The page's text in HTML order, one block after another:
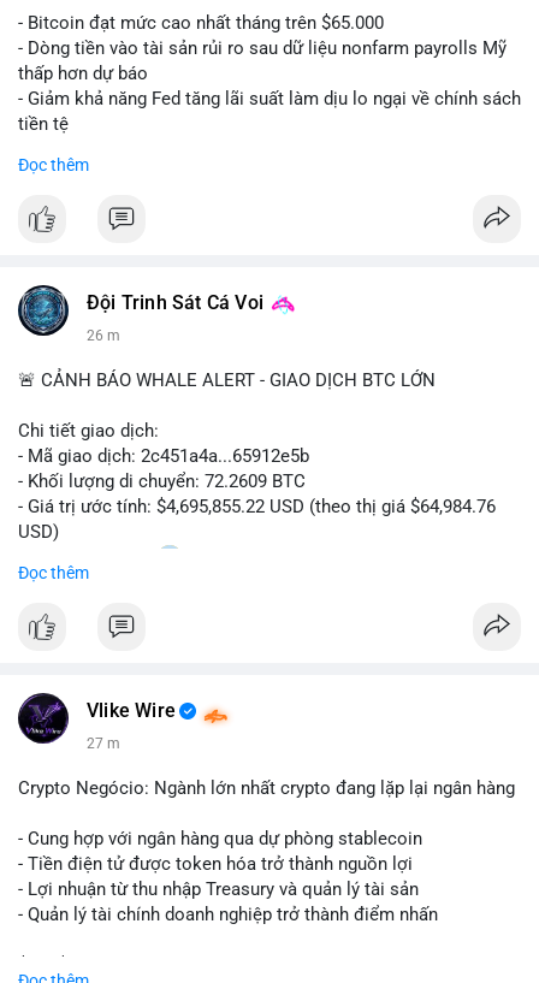
- Bitcoin đạt mức cao nhất tháng trên $65.000
- Dòng tiền vào tài sản rủi ro sau dữ liệu nonfarm payrolls Mỹ
thấp hơn dự báo
- Giảm khả năng Fed tăng lãi suất làm dịu lo ngại về chính sách
tiền tệ
📰 Nguồn: Cointelegraph
Đọc thêm
Đội Trinh Sát Cá Voi
26 m
🚨 CẢNH BÁO WHALE ALERT - GIAO DỊCH BTC LỚN
Chi tiết giao dịch:
- Mã giao dịch: 2c451a4a...65912e5b
- Khối lượng di chuyển: 72.2609 BTC
- Giá trị ước tính: $4,695,855.22 USD (theo thị giá $64,984.76
USD)
- Thời gian: 15:20
Nhận định phân tích hành vi của Cá voi dựa trên giao dịch này:
Lượng BTC trị giá gần 4,7 triệu USD được dồn vào một giao
giao dịch, áp lực bán ngắn hạn có thể gia tăng, ảnh hưởng đến
tâm lý nhà đầu tư. Ngược lại, nếu dòng tiền đổ về ví lạnh, đây
vùng giá hiện tại thay vì thoát ra.
Lời khuyên ngắn gọn cho nhà đầu tư nhỏ lẻ: Theo dõi sát địa
chỉ nhận của giao dịch này trong 24-48 giờ tới. Đừng vội hành
động theo cảm xúc khi chỉ dựa vào một lệnh chuyển đơn lẻ;
hãy quan sát thêm các lệnh tiếp theo để xác nhận xu hướng
Đọc thêm
Vlike Wire
27 m
Crypto Negócio: Ngành lớn nhất crypto đang lặp lại ngân hàng
- Cung hợp với ngân hàng qua dự phòng stablecoin
- Tiền điện tử được token hóa trở thành nguồn lợi
- Lợi nhuận từ thu nhập Treasury và quản lý tài sản
- Quản lý tài chính doanh nghiệp trở thành điểm nhấn